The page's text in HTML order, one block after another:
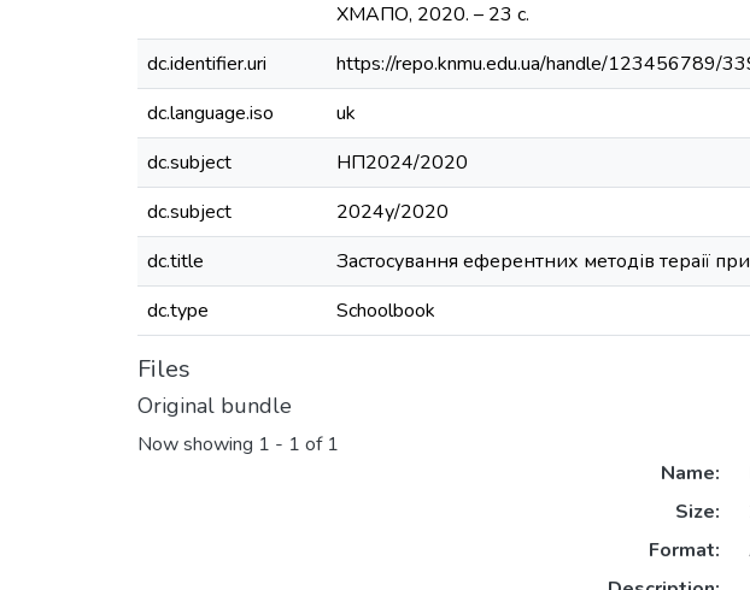
ХМАПО, 2020. – 23 с.
dc.identifier.uri
https://repo.knmu.edu.ua/handle/123456789/
dc.language.iso
uk
dc.subject
НП2024/2020
dc.subject
2024у/2020
dc.title
Застосування еферентних методів тераії
dc.type
Schoolbook
Files
Original bundle
Now showing 1 - 1 of 1
Name:
Size:
Format: